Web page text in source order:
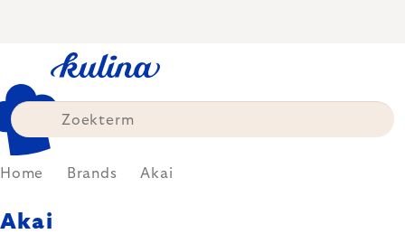
Home Brands Akai
Akai